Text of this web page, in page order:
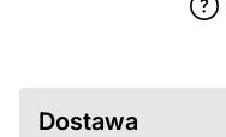
Dostawa